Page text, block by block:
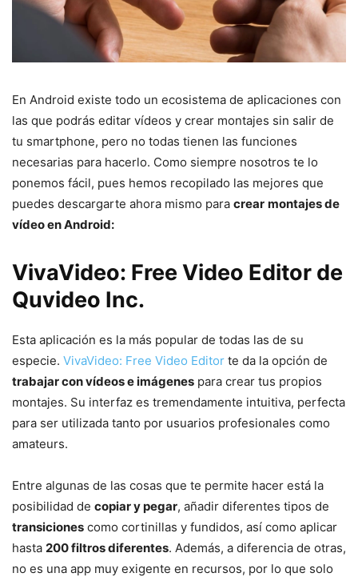
En Android existe todo un ecosistema de aplicaciones con
las que podrás editar vídeos y crear montajes sin salir de
tu smartphone, pero no todas tienen las funciones
necesarias para hacerlo. Como siempre nosotros te lo
ponemos fácil, pues hemos recopilado las mejores que
puedes descargarte ahora mismo para crear montajes de
vídeo en Android:
VivaVideo: Free Video Editor de
Quvideo Inc.
Esta aplicación es la más popular de todas las de su
especie. VivaVideo: Free Video Editor te da la opción de
trabajar con vídeos e imágenes para crear tus propios
montajes. Su interfaz es tremendamente intuitiva, perfecta
para ser utilizada tanto por usuarios profesionales como
amateurs.
Entre algunas de las cosas que te permite hacer está la
posibilidad de copiar y pegar, añadir diferentes tipos de
transiciones como cortinillas y fundidos, así como aplicar
hasta 200 filtros diferentes. Además, a diferencia de otras,
no es una app muy exigente en recursos, por lo que solo